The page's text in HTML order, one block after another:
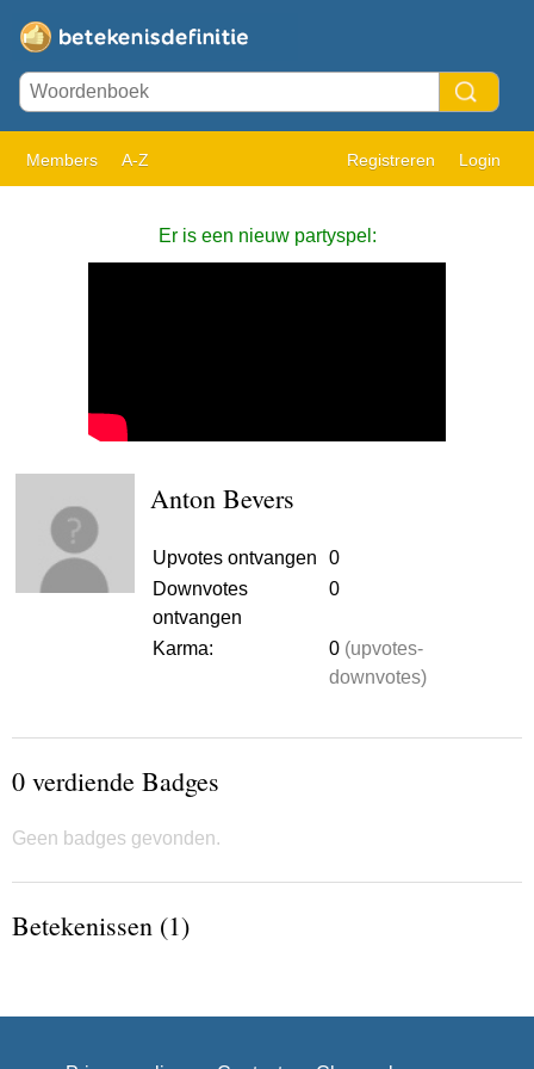
Members A-Z Registreren Login
Er is een nieuw partyspel:
Anton Bevers
Upvotes ontvangen
0
Downvotes
ontvangen
0
Karma: 0 (upvotes-
downvotes)
0 verdiende Badges
Geen badges gevonden.
Betekenissen (1)